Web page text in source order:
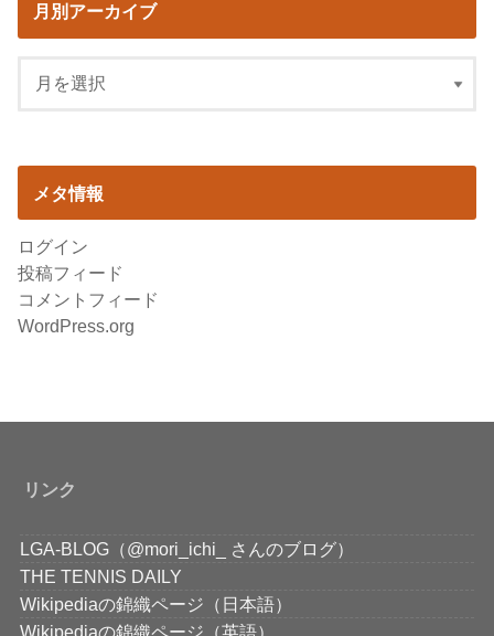
月別アーカイブ
メタ情報
ログイン
投稿フィード
コメントフィード
WordPress.org
リンク
LGA-BLOG（@mori_ichi_ さんのブログ）
THE TENNIS DAILY
Wikipediaの錦織ページ（日本語）
Wikipediaの錦織ページ（英語）